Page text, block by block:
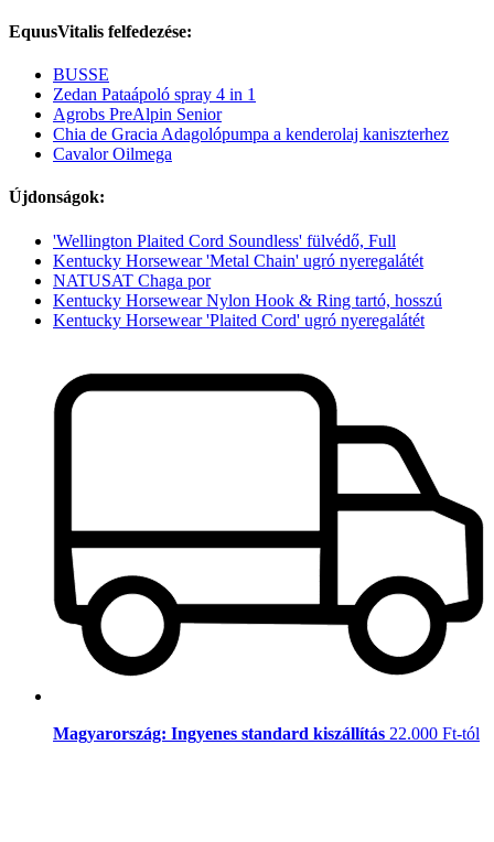
EquusVitalis felfedezése:
BUSSE
Zedan Pataápoló spray 4 in 1
Agrobs PreAlpin Senior
Chia de Gracia Adagolópumpa a kenderolaj kaniszterhez
Cavalor Oilmega
Újdonságok:
'Wellington Plaited Cord Soundless' fülvédő, Full
Kentucky Horsewear 'Metal Chain' ugró nyeregalátét
NATUSAT Chaga por
Kentucky Horsewear Nylon Hook & Ring tartó, hosszú
Kentucky Horsewear 'Plaited Cord' ugró nyeregalátét
Magyarország: Ingyenes standard kiszállítás 22.000 Ft-tól